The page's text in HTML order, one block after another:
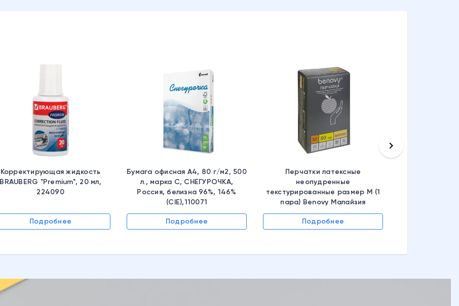
Корректирующая жидкость
BRAUBERG "Premium", 20 мл,
224090
Подробнее
Бумага офисная А4, 80 г/м2, 500
л., марка С, СНЕГУРОЧКА,
Россия, белизна 96%, 146%
(CIE),110071
Подробнее
Перчатки латексные
неопудренные
текстурированные размер M (1
пара) Benovy Малайзия
Подробнее
keyboard_arrow_right